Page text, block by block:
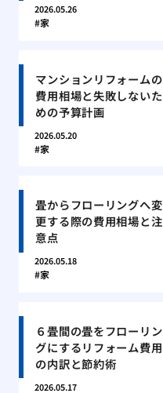
2026.05.26
家
マンションリフォームの
費用相場と失敗しないた
めの予算計画
2026.05.20
家
畳からフローリングへ変
更する際の費用相場と注
意点
2026.05.18
家
６畳間の畳をフローリン
グにするリフォーム費用
の内訳と節約術
2026.05.17